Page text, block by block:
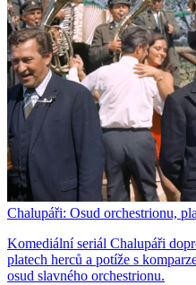
Chalupáři: Osud orchestrionu,
Komediální seriál Chalupáři
platech herců a potíže s
osud slavného orchestrionu.